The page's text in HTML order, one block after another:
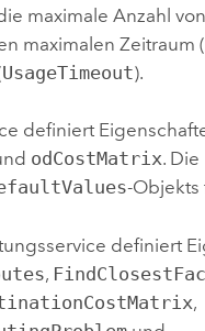
maximale Anzahl
maximalen Zeitraum
UsageTimeout).
definiert
odCostMatrix. Die
-Objekts
definiert
,
,